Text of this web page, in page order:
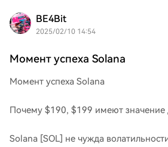
BE4Bit
2025/02/10 14:54
Момент успеха Solana
Момент успеха Solana
Почему $190, $199 имеют значение
Solana [SOL] не чужда